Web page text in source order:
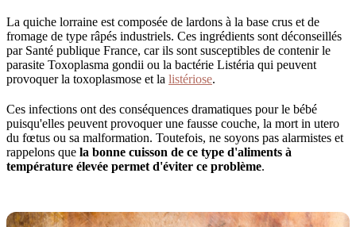
La quiche lorraine est composée de lardons à la base crus et de
fromage de type râpés industriels. Ces ingrédients sont déconseillés
par Santé publique France, car ils sont susceptibles de contenir le
parasite Toxoplasma gondii ou la bactérie Listéria qui peuvent
provoquer la toxoplasmose et la listériose.
Ces infections ont des conséquences dramatiques pour le bébé
puisqu'elles peuvent provoquer une fausse couche, la mort in utero
du fœtus ou sa malformation. Toutefois, ne soyons pas alarmistes et
rappelons que la bonne cuisson de ce type d'aliments à
température élevée permet d'éviter ce problème.